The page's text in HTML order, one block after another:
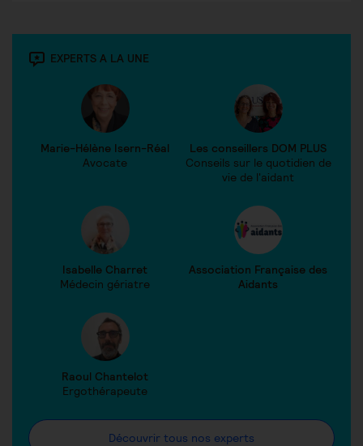
EXPERTS A LA UNE
Marie-Hélène Isern-Réal
Avocate
Les conseillers DOM PLUS
Conseils sur le quotidien de
vie de l'aidant
Isabelle Charret
Médecin gériatre
Association Française des
Aidants
Raoul Chantelot
Ergothérapeute
Découvrir tous nos experts